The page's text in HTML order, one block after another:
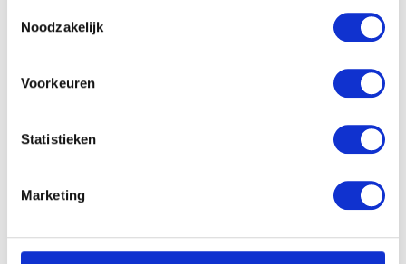
Noodzakelijk
Voorkeuren
Statistieken
Marketing